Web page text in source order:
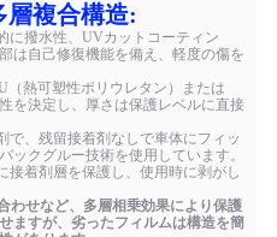
層複合構造:
に撥水性、UVカットコーティン
は自己修復機能を備え、軽度の傷を
（熱可塑性ポリウレタン）または
を決定し、厚さは保護レベルに直接
で、残留接着剤なしで車体にフィッ
ックグルー技術を使用しています。
接着剤層を保護し、使用時に剥がし
わせなど、多層相乗効果により保護
ますが、劣ったフィルムは構造を簡